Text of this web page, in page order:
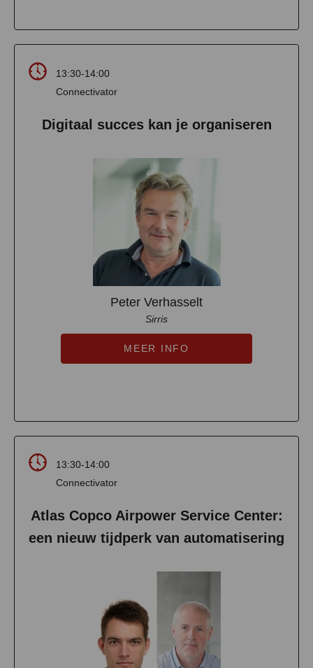
13:30-14:00
Connectivator
Digitaal succes kan je organiseren
Peter Verhasselt
Sirris
MEER INFO
13:30-14:00
Connectivator
Atlas Copco Airpower Service Center:
een nieuw tijdperk van automatisering